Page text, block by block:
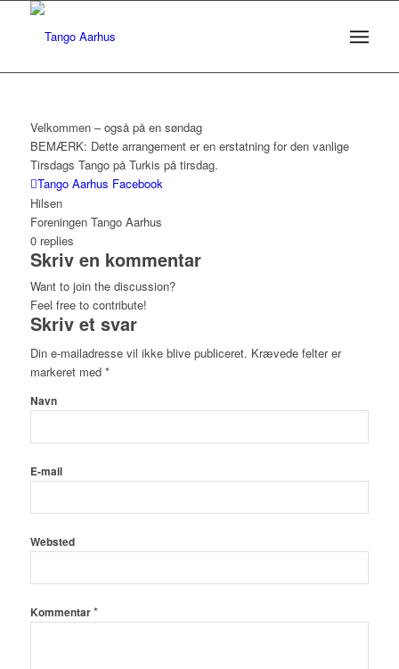
Velkommen – også på en søndag
BEMÆRK: Dette arrangement er en erstatning for den vanlige
Tirsdags Tango på Turkis på tirsdag.
Tango Aarhus Facebook
Hilsen
Foreningen Tango Aarhus
0 replies
Skriv en kommentar
Want to join the discussion?
Feel free to contribute!
Skriv et svar
Din e-mailadresse vil ikke blive publiceret. Krævede felter er
markeret med *
Navn
E-mail
Websted
Kommentar*